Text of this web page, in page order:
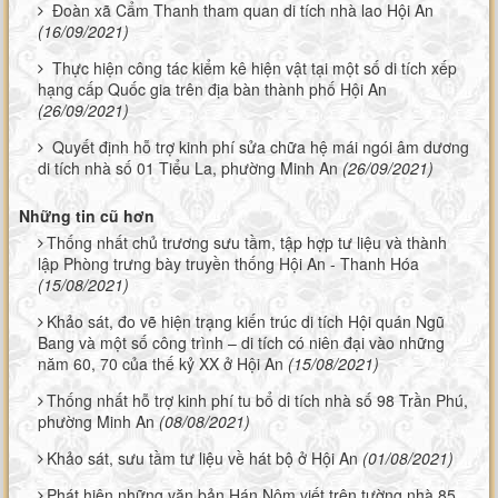
Đoàn xã Cẩm Thanh tham quan di tích nhà lao Hội An
(16/09/2021)
Thực hiện công tác kiểm kê hiện vật tại một số di tích xếp
hạng cấp Quốc gia trên địa bàn thành phố Hội An
(26/09/2021)
Quyết định hỗ trợ kinh phí sửa chữa hệ mái ngói âm dương
di tích nhà số 01 Tiểu La, phường Minh An (26/09/2021)
Những tin cũ hơn
Thống nhất chủ trương sưu tầm, tập hợp tư liệu và thành
lập Phòng trưng bày truyền thống Hội An - Thanh Hóa
(15/08/2021)
Khảo sát, đo vẽ hiện trạng kiến trúc di tích Hội quán Ngũ
Bang và một số công trình – di tích có niên đại vào những
năm 60, 70 của thế kỷ XX ở Hội An (15/08/2021)
Thống nhất hỗ trợ kinh phí tu bổ di tích nhà số 98 Trần Phú,
phường Minh An (08/08/2021)
Khảo sát, sưu tầm tư liệu về hát bộ ở Hội An (01/08/2021)